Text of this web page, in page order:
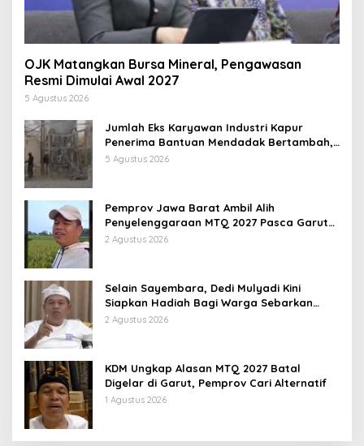
OJK Matangkan Bursa Mineral, Pengawasan
Resmi Dimulai Awal 2027
5 Agustus 2026
Jumlah Eks Karyawan Industri Kapur
Penerima Bantuan Mendadak Bertambah,
KDM: Kita Identifikasi
5 Agustus 2026
Pemprov Jawa Barat Ambil Alih
Penyelenggaraan MTQ 2027 Pasca Garut
Mundur Jadi Tuan Rumah
2 Agustus 2026
Selain Sayembara, Dedi Mulyadi Kini
Siapkan Hadiah Bagi Warga Sebarkan
Lokasi Penjualan Narkotika
2 Agustus 2026
KDM Ungkap Alasan MTQ 2027 Batal
Digelar di Garut, Pemprov Cari Alternatif
1 Agustus 2026